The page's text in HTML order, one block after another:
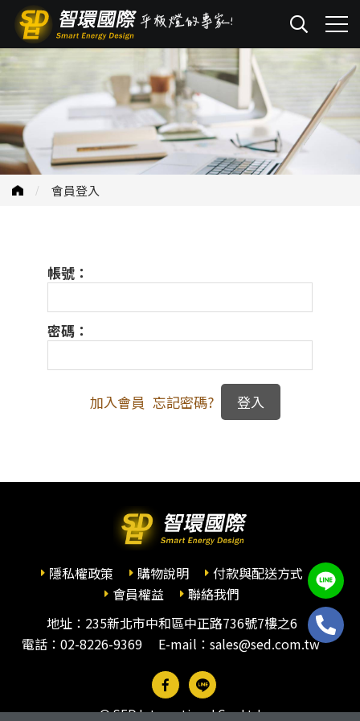
會員登入
帳號：
密碼：
加入會員 忘記密碼?
隱私權政策 購物說明
付款與配送方式
會員權益
聯絡我們
地址：235新北市中和區中正路736號7樓之6
電話： 02-8226-9369 E-mail：sales@sed.com.tw
© SED International Co., Ltd